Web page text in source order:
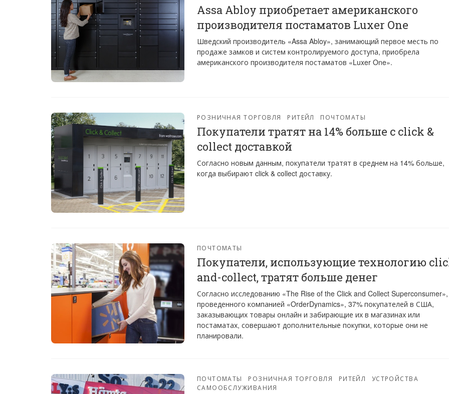
Assa Abloy приобретает американского
производителя постаматов Luxer One
Шведский производитель «Assa Abloy», занимающий первое месть по
продаже замков и систем контролируемого доступа, приобрела
американского производителя постаматов «Luxer One».
РОЗНИЧНАЯ ТОРГОВЛЯ РИТЕЙЛ ПОЧТОМАТЫ
Покупатели тратят на 14% больше с click &
collect доставкой
Согласно новым данным, покупатели тратят в среднем на 14% больше,
когда выбирают click & collect доставку.
ПОЧТОМАТЫ
Покупатели, использующие технологию
and-collect, тратят больше денег
Согласно исследованию «The Rise of the Click and Collect Superconsumer»,
проведенного компанией «OrderDynamics», 37% покупателей в США,
заказывающих товары онлайн и забирающие их в магазинах или
постаматах, совершают дополнительные покупки, которые они не
планировали.
ПОЧТОМАТЫ РОЗНИЧНАЯ ТОРГОВЛЯ РИТЕЙЛ
УСТРОЙСТВА
САМООБСЛУЖИВАНИЯ